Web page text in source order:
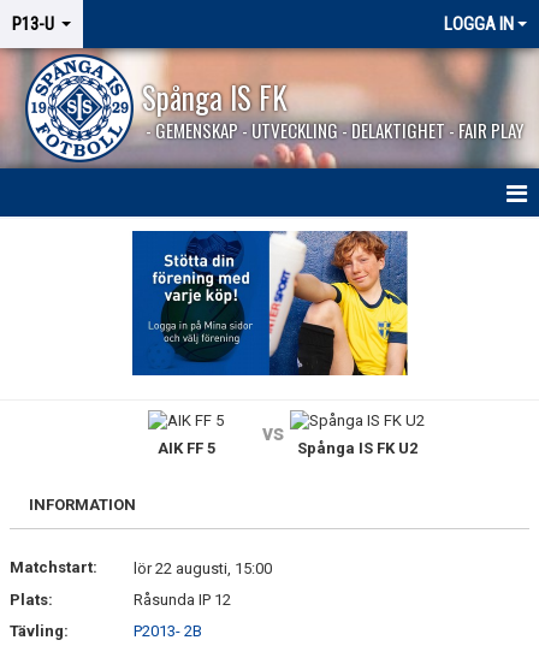
P13-U LOGGA IN
Spånga IS FK
- GEMENSKAP - UTVECKLING - DELAKTIGHET - FAIR PLAY
BILDGALLERI
KONTAKT
AIK FF 5
vs
Spånga IS FK U2
INFORMATION
Matchstart:
lör 22 augusti, 15:00
Plats:
Råsunda IP 12
Tävling:
P2013- 2B